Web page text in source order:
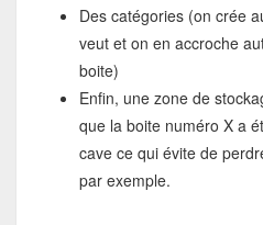
Des catégories (on crée
veut et on en accroche
boite)
Enfin, une zone de
que la boite numéro X a
cave ce qui évite de
par exemple.